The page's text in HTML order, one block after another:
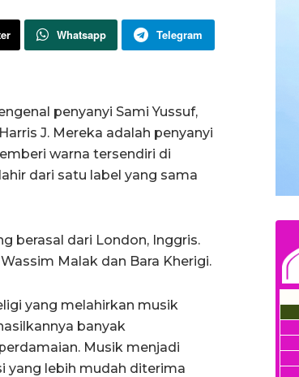
Whatsapp Telegram
penyanyi Sami Yussuf,
J. Mereka adalah penyanyi
warna tersendiri di
dari satu label yang sama
berasal dari London, Inggris.
Malak dan Bara Kherigi.
yang melahirkan musik
banyak
Musik menjadi
yang lebih mudah diterima